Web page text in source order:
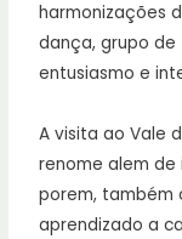
harmonizações
dança, grupo
entusiasmo e
A visita ao Vale
renome alem
porem, também
aprendizado a